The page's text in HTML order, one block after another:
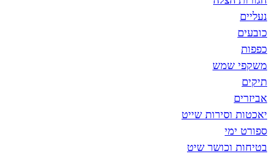
שייט
שיט